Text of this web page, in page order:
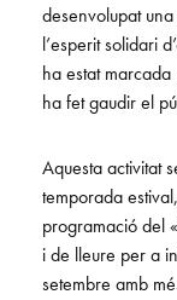
desenvolupat
l’esperit solidari
ha estat
ha fet gaudir el
Aquesta activitat
temporada
programació del
i de lleure per a
setembre amb